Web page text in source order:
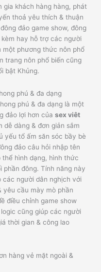
gia khách hàng hàng, phát
thoả yêu thích & thuận
đảo game show, đông
hay hỗ trợ các người
một phương thức nôn phổ
trang nôn phổ biến cũng
bật Khủng.
phú & đa dạng
phú & đa dạng là một
đảo lợi hơn củasex viêt
dễ dàng & đơn giản sắm
yếu tổ ấm săn sóc bầy bè
đảo câu hỏi nhập tên
hình dạng, hình thức
đông. Tính năng này
các người dân nghịch với
yêu cầu mày mò phần
điều chỉnh game show
cũng giúp các người
thời gian & công lao
hàng vẻ mặt ngoài &